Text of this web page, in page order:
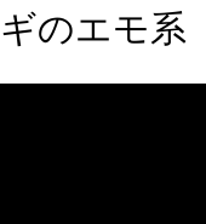
のエモ系